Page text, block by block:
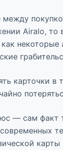
между
Airalo, то
некоторые
карточки в
— сам факт
карты